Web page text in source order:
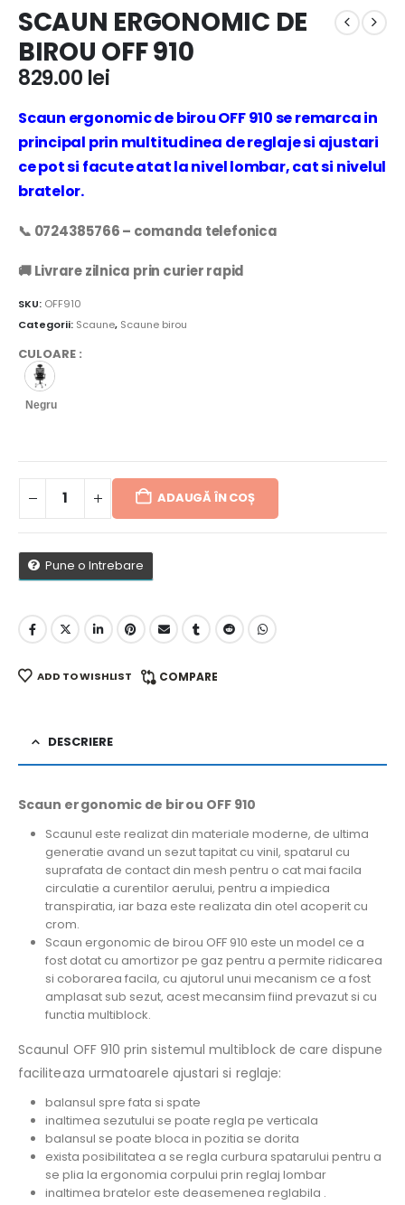
SCAUN ERGONOMIC DE
BIROU OFF 910
829.00 lei
Scaun ergonomic de birou OFF 910 se remarca in
principal prin multitudinea de reglaje si ajustari
ce pot si facute atat la nivel lombar, cat si nivelul
bratelor.
📞 0724385766 – comanda telefonica
🚚 Livrare zilnica prin curier rapid
SKU: OFF910
Categorii: Scaune, Scaune birou
CULOARE :
Negru
ADAUGĂ ÎN COȘ
Pune o Intrebare
ADD TO WISHLIST COMPARE
DESCRIERE
Scaun ergonomic de birou OFF 910
Scaunul este realizat din materiale moderne, de ultima
generatie avand un sezut tapitat cu vinil, spatarul cu
suprafata de contact din mesh pentru o cat mai facila
circulatie a curentilor aerului, pentru a impiedica
transpiratia, iar baza este realizata din otel acoperit cu
crom.
Scaun ergonomic de birou OFF 910 este un model ce a
fost dotat cu amortizor pe gaz pentru a permite ridicarea
si coborarea facila, cu ajutorul unui mecanism ce a fost
amplasat sub sezut, acest mecansim fiind prevazut si cu
functia multiblock.
Scaunul OFF 910 prin sistemul multiblock de care dispune
faciliteaza urmatoarele ajustari si reglaje:
balansul spre fata si spate
inaltimea sezutului se poate regla pe verticala
balansul se poate bloca in pozitia se dorita
exista posibilitatea a se regla curbura spatarului pentru a
se plia la ergonomia corpului prin reglaj lombar
inaltimea bratelor este deasemenea reglabila .